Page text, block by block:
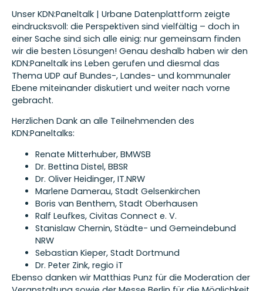
Unser KDN:Paneltalk | Urbane Datenplattform zeigte
eindrucksvoll: die Perspektiven sind vielfältig – doch in
einer Sache sind sich alle einig: nur gemeinsam finden
wir die besten Lösungen! Genau deshalb haben wir den
KDN:Paneltalk ins Leben gerufen und diesmal das
Thema UDP auf Bundes-, Landes- und kommunaler
Ebene miteinander diskutiert und weiter nach vorne
gebracht.
Herzlichen Dank an alle Teilnehmenden des
KDN:Paneltalks:
Renate Mitterhuber, BMWSB
Dr. Bettina Distel, BBSR
Dr. Oliver Heidinger, IT.NRW
Marlene Damerau, Stadt Gelsenkirchen
Boris van Benthem, Stadt Oberhausen
Ralf Leufkes, Civitas Connect e. V.
Stanislaw Chernin, Städte- und Gemeindebund
NRW
Sebastian Kieper, Stadt Dortmund
Dr. Peter Zink, regio iT
Ebenso danken wir Matthias Punz für die Moderation der